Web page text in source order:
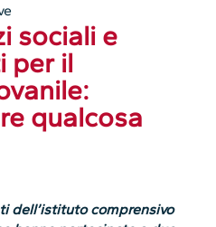
sociali e
per il
qualcosa
dell’istituto comprensivo